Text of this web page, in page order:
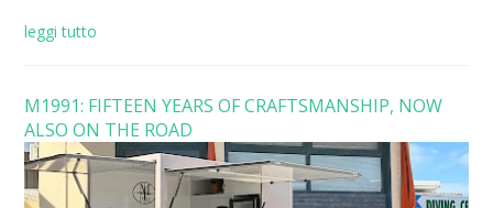
leggi tutto
M1991: FIFTEEN YEARS OF CRAFTSMANSHIP, NOW
ALSO ON THE ROAD